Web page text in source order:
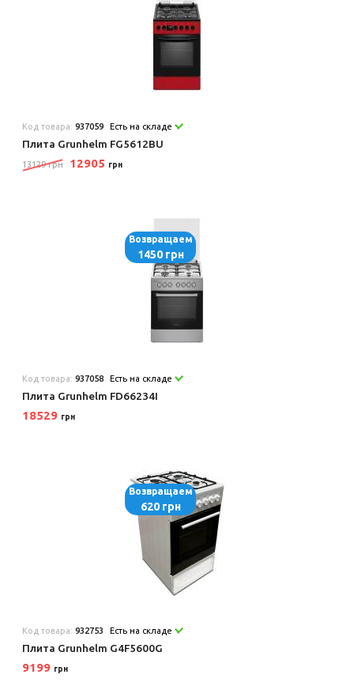
Код товара:937059 Есть на складе
Плита Grunhelm FG5612BU
13129 грн 12905 грн
Возвращаем
1450 грн
Код товара:937058 Есть на складе
Плита Grunhelm FD66234I
18529 грн
Возвращаем
620 грн
Код товара:932753 Есть на складе
Плита Grunhelm G4F5600G
9199 грн